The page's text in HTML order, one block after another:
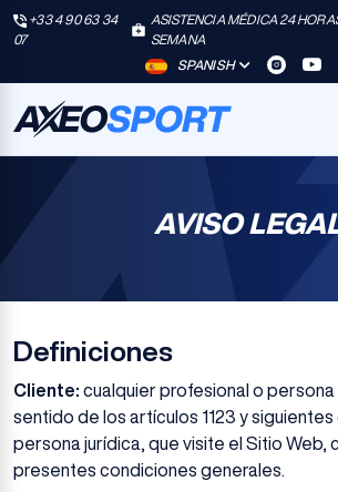
+33 4 90 63 34
07
ASISTENCIA MÉDICA 24
SEMANA
SPANISH
AVISO
Definiciones
Cliente: cualquier profesional o persona
sentido de los artículos 1123 y
persona jurídica, que visite el Sitio Web,
presentes condiciones generales.